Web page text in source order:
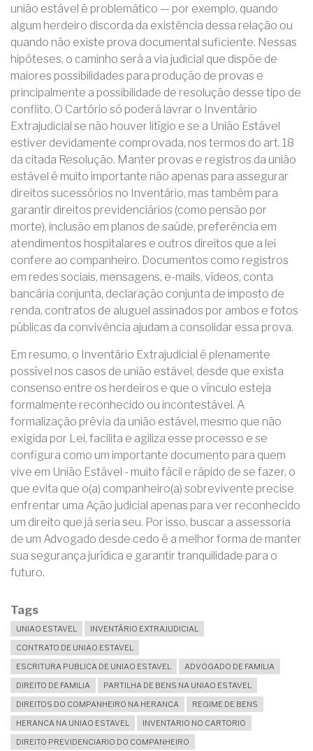
união estável é problemático — por exemplo, quando
algum herdeiro discorda da existência dessa relação ou
quando não existe prova documental suficiente. Nessas
hipóteses, o caminho será a via judicial que dispõe de
maiores possibilidades para produção de provas e
principalmente a possibilidade de resolução desse tipo de
conflito. O Cartório só poderá lavrar o Inventário
Extrajudicial se não houver litígio e se a União Estável
estiver devidamente comprovada, nos termos do art. 18
da citada Resolução. Manter provas e registros da união
estável é muito importante não apenas para assegurar
direitos sucessórios no Inventário, mas também para
garantir direitos previdenciários (como pensão por
morte), inclusão em planos de saúde, preferência em
atendimentos hospitalares e outros direitos que a lei
confere ao companheiro. Documentos como registros
em redes sociais, mensagens, e-mails, vídeos, conta
bancária conjunta, declaração conjunta de imposto de
renda, contratos de aluguel assinados por ambos e fotos
públicas da convivência ajudam a consolidar essa prova.
Em resumo, o Inventário Extrajudicial é plenamente
possível nos casos de união estável, desde que exista
consenso entre os herdeiros e que o vínculo esteja
formalmente reconhecido ou incontestável. A
formalização prévia da união estável, mesmo que não
exigida por Lei, facilita e agiliza esse processo e se
configura como um importante documento para quem
vive em União Estável - muito fácil e rápido de se fazer, o
que evita que o(a) companheiro(a) sobrevivente precise
enfrentar uma Ação judicial apenas para ver reconhecido
um direito que já seria seu. Por isso, buscar a assessoria
de um Advogado desde cedo é a melhor forma de manter
sua segurança jurídica e garantir tranquilidade para o
futuro.
Tags
UNIAO ESTAVEL
INVENTÁRIO EXTRAJUDICIAL
CONTRATO DE UNIAO ESTAVEL
ESCRITURA PUBLICA DE UNIAO ESTAVEL
ADVOGADO DE FAMILIA
DIREITO DE FAMILIA
PARTILHA DE BENS NA UNIAO ESTAVEL
DIREITOS DO COMPANHEIRO NA HERANCA
REGIME DE BENS
HERANCA NA UNIAO ESTAVEL
INVENTARIO NO CARTORIO
DIREITO PREVIDENCIARIO DO COMPANHEIRO